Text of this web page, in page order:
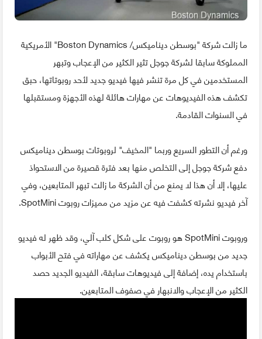
ما زالت شركة "بوسطن ديناميكس/ Boston Dynamics" الأمريكية
المملوكة سابقا لشركة جوجل تثير الكثير من الإعجاب وتبهر
المستخدمين في كل مرة تنشر فيها فيديو جديد لأحد روبوتاتها، حبق
تكشف هذه الفيديوهات عن مهارات هائلة لهذه الأجهزة ومستقبلها
في السنوات القادمة.
ورغم أن التطور السريع وربما "المخيف" لروبوتات بوسطن ديناميكس
دفع شركة جوجل إلى التخلص منها بعد فترة قصيرة من الاستحواذ
عليها، إلا أن هذا لا يمنع من أن الشركة ما زالت تبهر المتابعين، وفي
آخر فيديو نشرته كشفت فيه عن مزيد من مميزات روبوت SpotMini.
وروبوت SpotMini هو روبوت على شكل كلب آلي، وقد ظهر له فيديو
جديد من بوسطن ديناميكس يكشف عن مهاراته في فتح الأبواب
باستخدام يده، إضافة إلى فيديوهات سابقة، الفيديو الجديد حصد
الكثير من الإعجاب والانبهار في صفوف المتابعين.